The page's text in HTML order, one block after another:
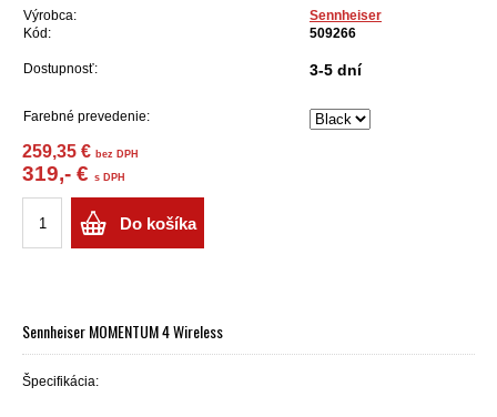
Výrobca:
Sennheiser
Kód:
509266
Dostupnosť: 3-5 dní
Farebné prevedenie:
259,35 € bez DPH
319,- € s DPH
Do košíka
Sennheiser MOMENTUM 4 Wireless
Špecifikácia: